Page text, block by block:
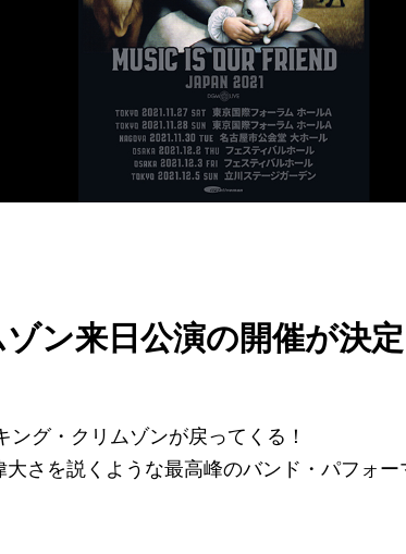
ン来日公演の開催が決
グ・クリムゾンが戻ってくる！
大さを説くような最高峰のバンド・パフォー